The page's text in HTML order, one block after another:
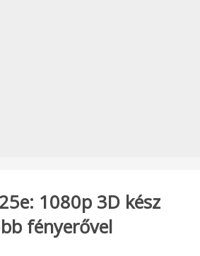
1080p 3D kész
fényerővel